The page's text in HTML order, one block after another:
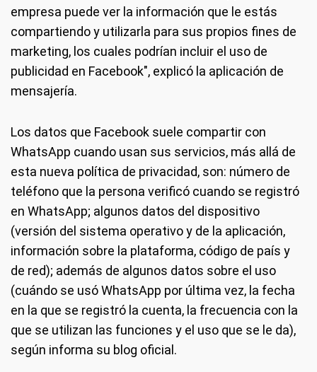
empresa puede ver la información que le estás
compartiendo y utilizarla para sus propios fines de
marketing, los cuales podrían incluir el uso de
publicidad en Facebook", explicó la aplicación de
mensajería.
Los datos que Facebook suele compartir con
WhatsApp cuando usan sus servicios, más allá de
esta nueva política de privacidad, son: número de
teléfono que la persona verificó cuando se registró
en WhatsApp; algunos datos del dispositivo
(versión del sistema operativo y de la aplicación,
información sobre la plataforma, código de país y
de red); además de algunos datos sobre el uso
(cuándo se usó WhatsApp por última vez, la fecha
en la que se registró la cuenta, la frecuencia con la
que se utilizan las funciones y el uso que se le da),
según informa su blog oficial.